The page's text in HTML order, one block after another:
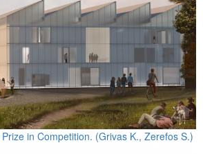
in Competition. (Grivas K., Zerefos S.)